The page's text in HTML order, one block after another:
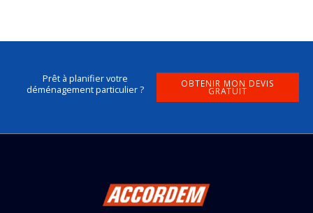
Prêt à planifier votre
déménagement particulier ?
OBTENIR MON DEVIS
GRATUIT